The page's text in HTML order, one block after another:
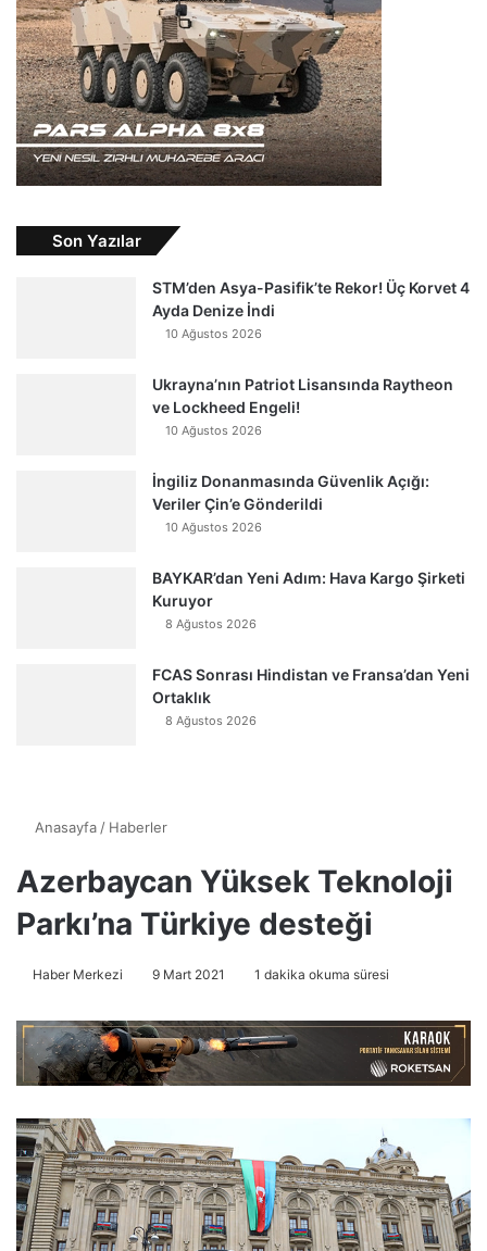
Son Yazılar
STM’den Asya-Pasifik’te Rekor! Üç Korvet 4
Ayda Denize İndi
10 Ağustos 2026
Ukrayna’nın Patriot Lisansında Raytheon
ve Lockheed Engeli!
10 Ağustos 2026
İngiliz Donanmasında Güvenlik Açığı:
Veriler Çin’e Gönderildi
10 Ağustos 2026
BAYKAR’dan Yeni Adım: Hava Kargo Şirketi
Kuruyor
8 Ağustos 2026
FCAS Sonrası Hindistan ve Fransa’dan Yeni
Ortaklık
8 Ağustos 2026